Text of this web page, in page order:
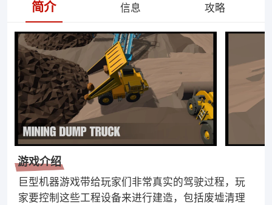
简介 信息 攻略
游戏介绍
巨型机器游戏带给玩家们非常真实的驾驶过程，玩
家要控制这些工程设备来进行建造，包括废墟清理